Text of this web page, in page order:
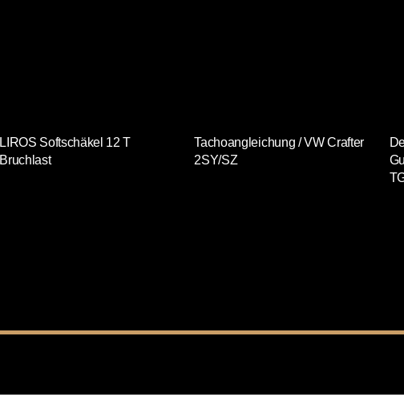
LIROS Softschäkel 12 T
Bruchlast
Tachoangleichung / VW Crafter
2SY/SZ